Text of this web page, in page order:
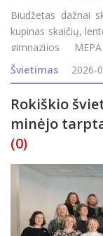
Biudžetas dažnai
kupinas skaičių,
gimnazijos
ambasadorės)
kelione – nuo
Švietimas 2026-
Rokiškio
minėjo
(0)